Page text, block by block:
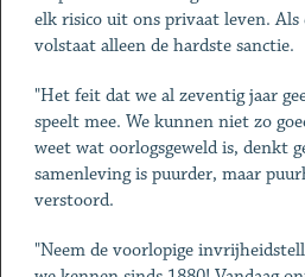
elk risico uit ons privaat leven.
volstaat alleen de hardste sanctie.
"Het feit dat we al zeventig jaar
speelt mee. We kunnen niet zo
weet wat oorlogsgeweld is, denkt
samenleving is puurder, maar
verstoord.
"Neem de voorlopige